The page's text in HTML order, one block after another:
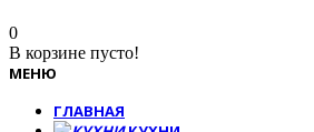
0
В корзине пусто!
МЕНЮ
ГЛАВНАЯ